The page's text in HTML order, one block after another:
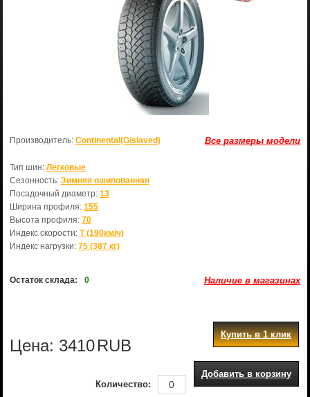
Все размеры модели
Производитель: Continental(Gislaved)
Тип шин: Легковые
Сезонность: Зимняя ошипованная
Посадочный диаметр: 13
Ширина профиля: 155
Высота профиля: 70
Индекс скорости: T (190км/ч)
Индекс нагрузки: 75 (387 кг)
Остаток склада: 0 Наличие в магазинах
Цена: 3410RUB
Купить в 1 клик
Добавить в корзину
Количество: